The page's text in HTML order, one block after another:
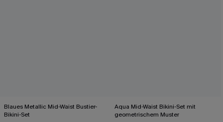
Blaues Metallic Mid-Waist Bustier-
Bikini-Set
Aqua Mid-Waist Bikini-Set mit
geometrischem Muster